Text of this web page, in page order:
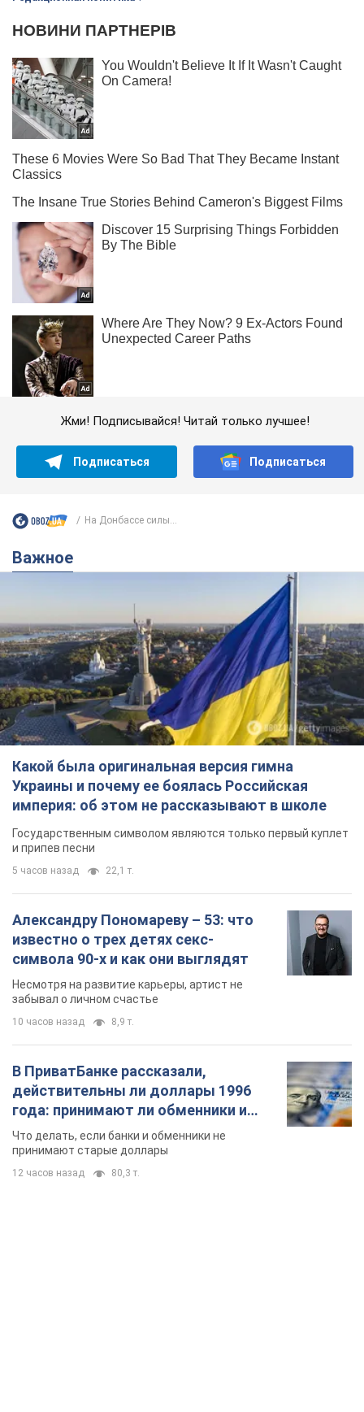
Жми! Подписывайся! Читай только лучшее!
Подписаться Подписаться
На Донбассе силы...
Важное
Какой была оригинальная версия гимна
Украины и почему ее боялась Российская
империя: об этом не рассказывают в школе
Государственным символом являются только первый куплет
и припев песни
5 часов назад 22,1 т.
Александру Пономареву – 53: что
известно о трех детях секс-
символа 90-х и как они выглядят
Несмотря на развитие карьеры, артист не
забывал о личном счастье
10 часов назад 8,9 т.
В ПриватБанке рассказали,
действительны ли доллары 1996
года: принимают ли обменники и
банки такие купюры
Что делать, если банки и обменники не
принимают старые доллары
12 часов назад 80,3 т.